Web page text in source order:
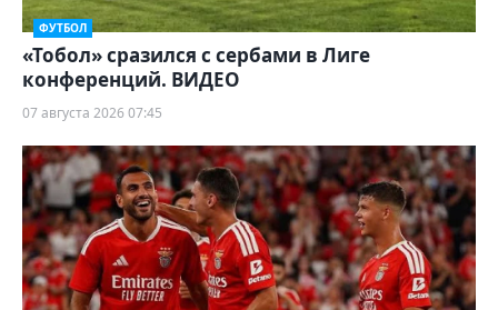
ФУТБОЛ
«Тобол» сразился с сербами в Лиге
конференций. ВИДЕО
07 августа 2026 07:45